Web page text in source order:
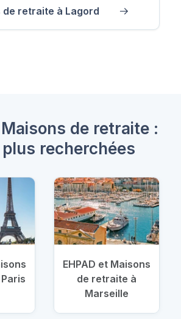
de retraite à Lagord
Maisons de retraite :
recherchées
EHPAD et Maisons
de retraite à
Marseille